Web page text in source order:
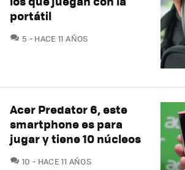
portátil
5 COMENTARIOS
HACE 11 AÑOS
Acer Predator 6, este
smartphone es para
jugar y tiene 10 núcleos
10 COMENTARIOS
HACE 11 AÑOS